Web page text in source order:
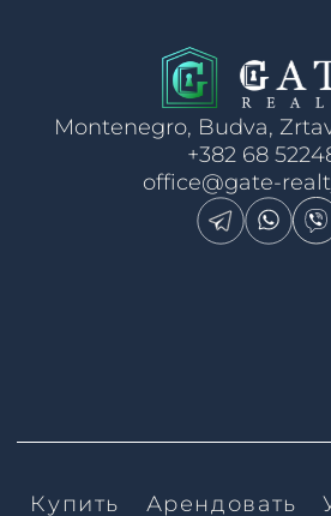
Montenegro, Budva,
+382 68
office@gate-
Купить Арендовать